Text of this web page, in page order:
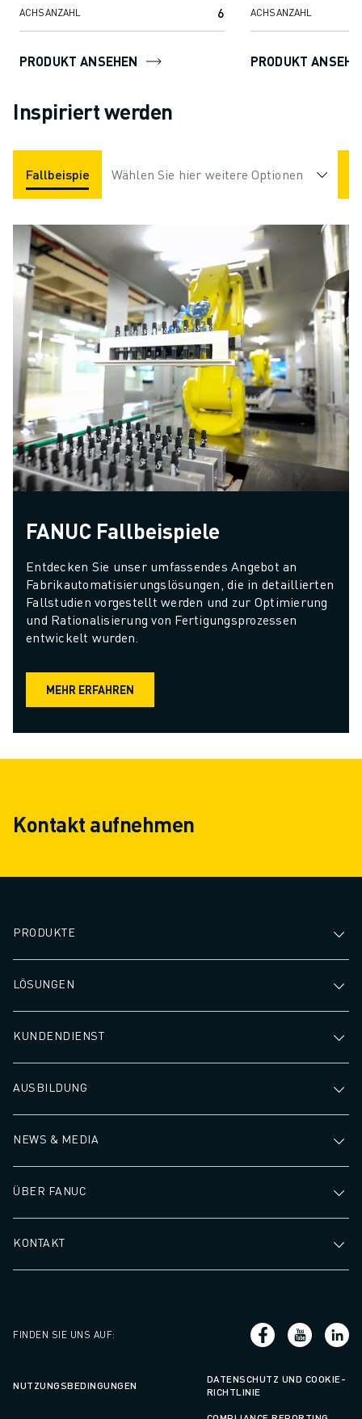
ACHSANZAHL 6
PRODUKT ANSEHEN
ACHSANZAHL
PRODUKT
Inspiriert werden
Fallbeispiele Anwendungen Branchen
Wählen Sie hier weitere Optionen
FANUC Fallbeispiele
Entdecken Sie unser umfassendes Angebot an
Fabrikautomatisierungslösungen, die in detaillierten
Fallstudien vorgestellt werden und zur Optimierung
und Rationalisierung von Fertigungsprozessen
entwickelt wurden.
MEHR ERFAHREN
Kontakt aufnehmen
PRODUKTE
LÖSUNGEN
KUNDENDIENST
AUSBILDUNG
NEWS & MEDIA
ÜBER FANUC
KONTAKT
FINDEN SIE UNS AUF:
NUTZUNGSBEDINGUNGEN
DATENSCHUTZ UND COOKIE-
RICHTLINIE